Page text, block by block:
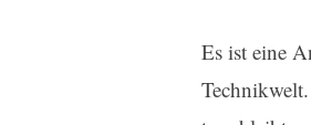
Es ist eine